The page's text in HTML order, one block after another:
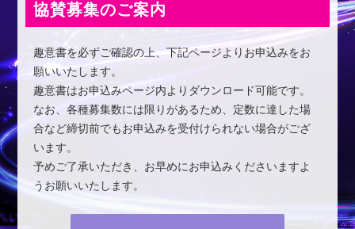
協賛募集のご案内
趣意書を必ずご確認の上、下記ページよりお申込みをお
願いいたします。
趣意書はお申込みページ内よりダウンロード可能です。
なお、各種募集数には限りがあるため、定数に達した場
合など締切前でもお申込みを受付けられない場合がござ
います。
予めご了承いただき、お早めにお申込みくださいますよ
うお願いいたします。